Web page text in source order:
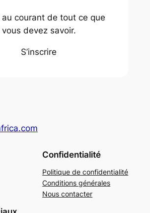
au courant de tout ce que
vous devez savoir.
S’inscrire
Confidentialité
Politique de confidentialité
Conditions générales
Nous contacter